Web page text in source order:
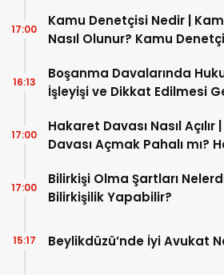
Kamu Denetçisi Nedir |
Nasıl Olunur? Kamu
17:00
Boşanma Davalarında
İşleyişi ve Dikkat Edilmesi
16:13
Hakaret Davası Nasıl Açılır
Davası Açmak Pahalı mı?
17:00
Bilirkişi Olma Şartları
Bilirkişilik Yapabilir?
17:00
Beylikdüzü’nde İyi Avukat
15:17